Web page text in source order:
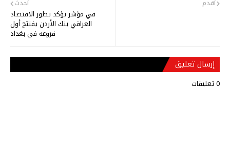
أحدث
في مؤشر يؤكد تطور الاقتصاد
العراقي بنك الأردن يفتتح أول
فروعه في بغداد
أقدم
إرسال تعليق
0 تعليقات